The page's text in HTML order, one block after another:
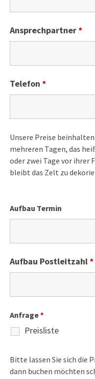
Ansprechpartner*
Telefon *
Unsere Preise
mehreren Tagen, das
oder zwei Tage vor ihrer
bleibt das Zelt zu
Aufbau Termin
Aufbau Postleitzahl*
Anfrage*
Preisliste
Bitte lassen Sie sich die
dann buchen möchten